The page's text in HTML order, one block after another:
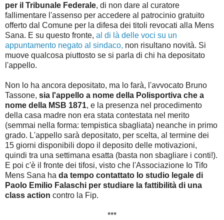
per il Tribunale Federale, di non dare al curatore
fallimentare l'assenso per accedere al patrocinio gratuito
offerto dal Comune per la difesa dei titoli revocati alla Mens
Sana. E su questo fronte, al di là delle voci su un
appuntamento negato al sindaco, non risultano novità. Si
muove qualcosa piuttosto se si parla di chi ha depositato
l'appello.
Non lo ha ancora depositato, ma lo farà, l'avvocato Bruno
Tassone, sia l'appello a nome della Polisportiva che a
nome della MSB 1871, e la presenza nel procedimento
della casa madre non era stata contestata nel merito
(semmai nella forma: tempistica sbagliata) neanche in primo
grado. L'appello sarà depositato, per scelta, al termine dei
15 giorni disponibili dopo il deposito delle motivazioni,
quindi tra una settimana esatta (basta non sbagliare i conti!).
E poi c'è il fronte dei tifosi, visto che l'Associazione Io Tifo
Mens Sana ha da tempo contattato lo studio legale di
Paolo Emilio Falaschi per studiare la fattibilità di una
class action contro la Fip.
***